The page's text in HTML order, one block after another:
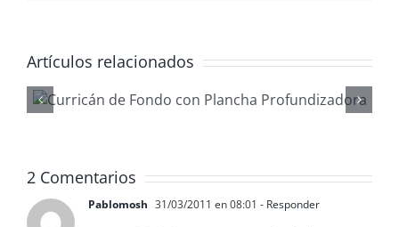
Artículos relacionados
Gestionar
waypoints
2 Comentarios
Pablomosh 31/03/2011 en 08:01 - Responder